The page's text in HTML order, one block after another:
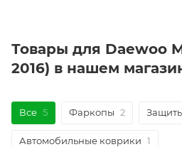
Товары для Daewoo
2016) в нашем
Все 5 Фаркопы 2
Автомобильные коврики 1